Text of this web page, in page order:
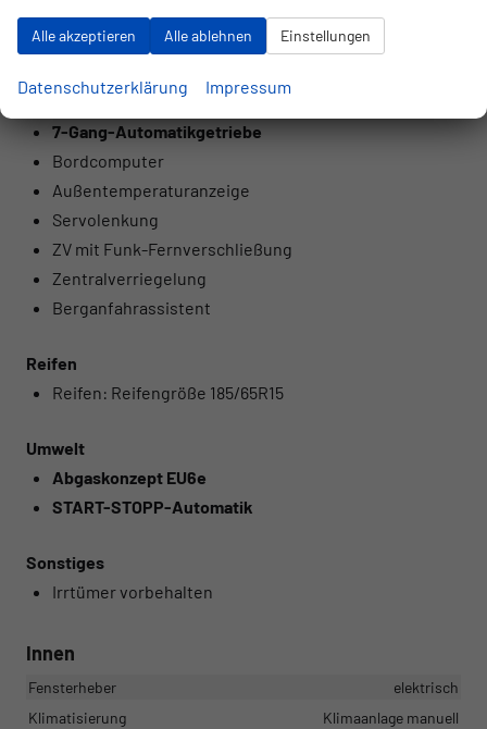
Leaving-Home-Funktion
NEBELSCHEINWERFER
7-Gang-Automatikgetriebe
Bordcomputer
Außentemperaturanzeige
Servolenkung
ZV mit Funk-Fernverschließung
Zentralverriegelung
Berganfahrassistent
Reifen
Reifen: Reifengröße 185/65R15
Umwelt
Abgaskonzept EU6e
START-STOPP-Automatik
Sonstiges
Irrtümer vorbehalten
Innen
Fensterheber
elektrisch
Klimatisierung
Klimaanlage manuell
Alle akzeptieren Alle ablehnen Einstellungen
Datenschutzerklärung Impressum